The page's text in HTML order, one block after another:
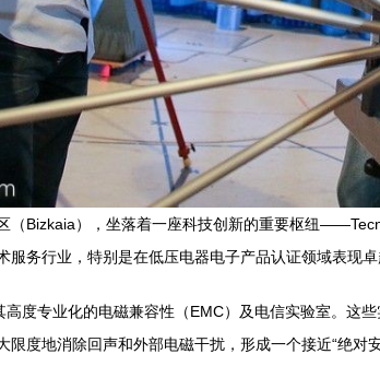
（Bizkaia），坐落着一座科技创新的重要枢纽
务行业，特别是在低压电器电子产品认证领域表现卓
度专业化的电磁兼容性（EMC）及电信实验室。这
度地消除回声和外部电磁干扰，形成一个接近“绝